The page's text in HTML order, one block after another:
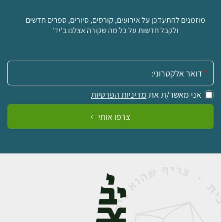
מוזמנים להתעדכן על אירועים, קורסים, סיורים, ספרים חדשים
ולקבל חדשות על כל מה שקורה אצלנו ב'יד'
אימייל:
אני מאשר/ת את מדיניות הפרטיות
צרפו אותי